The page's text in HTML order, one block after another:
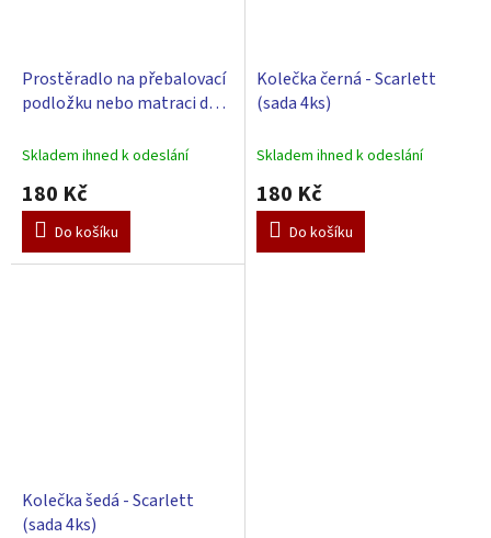
Prostěradlo na přebalovací
podložku nebo matraci do
55 cm
Skladem ihned k odeslání
180 Kč
Do košíku
Kolečka černá - Scarlett
(sada 4ks)
Skladem ihned k odeslání
180 Kč
Do košíku
Kolečka šedá - Scarlett
(sada 4ks)